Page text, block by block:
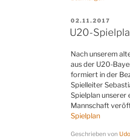
AM
02.11.2017
U20-
Nach unserem
aus der U20-
formiert in der
Spielleiter
Spielplan unserer
Mannschaft
Spielplan
Geschrieben von